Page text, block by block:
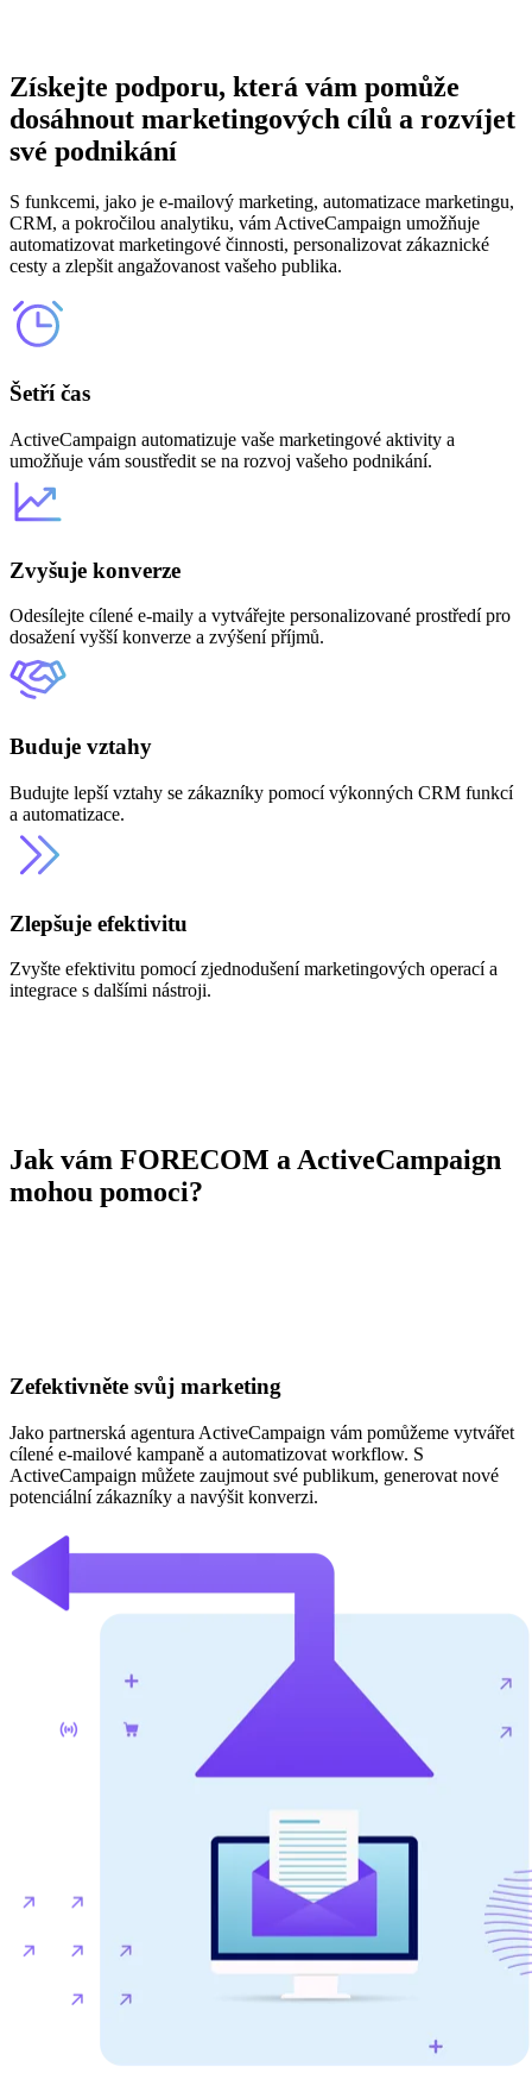
Získejte podporu, která vám pomůže
dosáhnout marketingových cílů a rozvíjet
své podnikání
S funkcemi, jako je e-mailový marketing, automatizace marketingu,
CRM, a pokročilou analytiku, vám ActiveCampaign umožňuje
automatizovat marketingové činnosti, personalizovat zákaznické
cesty a zlepšit angažovanost vašeho publika.
Šetří čas
ActiveCampaign automatizuje vaše marketingové aktivity a
umožňuje vám soustředit se na rozvoj vašeho podnikání.
Zvyšuje konverze
Odesílejte cílené e-maily a vytvářejte personalizované prostředí pro
dosažení vyšší konverze a zvýšení příjmů.
Buduje vztahy
Budujte lepší vztahy se zákazníky pomocí výkonných CRM funkcí
a automatizace.
Zlepšuje efektivitu
Zvyšte efektivitu pomocí zjednodušení marketingových operací a
integrace s dalšími nástroji.
Jak vám FORECOM a ActiveCampaign
mohou pomoci?
Zefektivněte svůj marketing
Jako partnerská agentura ActiveCampaign vám pomůžeme vytvářet
cílené e-mailové kampaně a automatizovat workflow. S
ActiveCampaign můžete zaujmout své publikum, generovat nové
potenciální zákazníky a navýšit konverzi.